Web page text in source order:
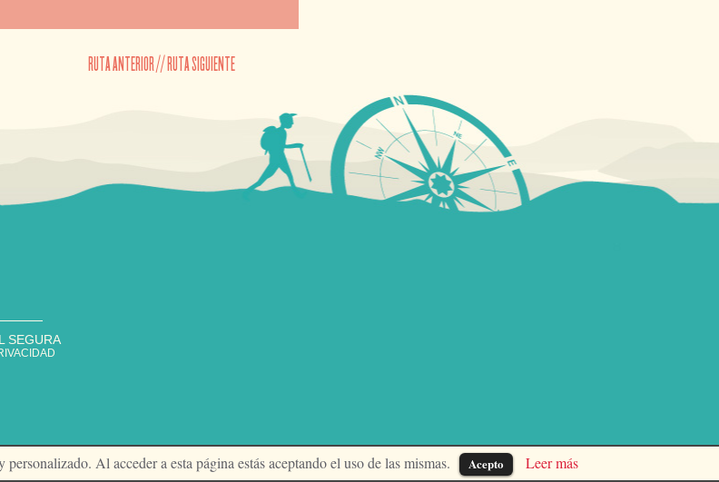
RUTA ANTERIOR//RUTA SIGUIENTE
SEGURA
Al acceder a esta página estás aceptando el uso de las mismas. Acepto Leer más